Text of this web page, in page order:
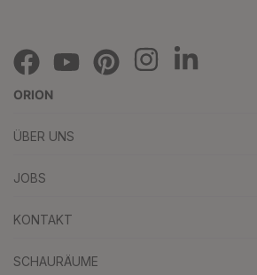
ORION
ÜBER UNS
JOBS
KONTAKT
SCHAURÄUME